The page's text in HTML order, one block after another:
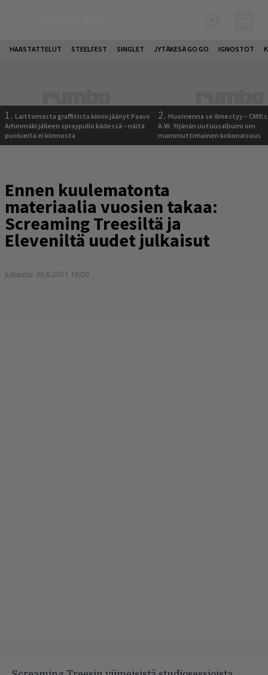
HAASTATTELUT STEELFEST SINGLET JYTÄKESÄ GO GO IGNOSTOT
1. Laittomasta graffitista kiinni jäänyt Paavo
Arhinmäki jälleen spraypullo kädessä – näitä
puolueita ei kiinnosta
2. Huomenna se ilmestyy –
A.W. Yrjänän uutuusalbumi om
mammuttimainen kokonaisuus
Ennen kuulematonta
materiaalia vuosien takaa:
Screaming Treesiltä ja
Eleveniltä uudet julkaisut
Julkaistu: 30.6.2011 16:00